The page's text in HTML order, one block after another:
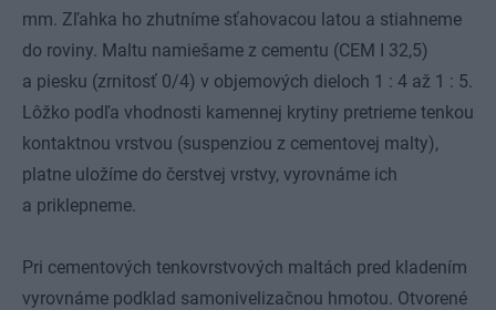
mm. Zľahka ho zhutníme sťahovacou latou a stiahneme
do roviny. Maltu namiešame z cementu (CEM I 32,5)
a piesku (zrnitosť 0/4) v objemových dieloch 1 : 4 až 1 : 5.
Lôžko podľa vhodnosti kamennej krytiny pretrieme tenkou
kontaktnou vrstvou (suspenziou z cementovej malty),
platne uložíme do čerstvej vrstvy, vyrovnáme ich
a priklepneme.
Pri cementových tenkovrstvových maltách pred kladením
vyrovnáme podklad samonivelizačnou hmotou. Otvorené